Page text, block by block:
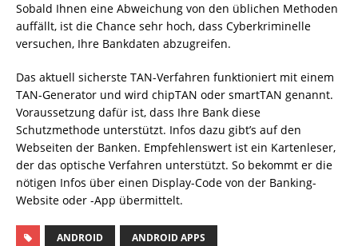
Sobald Ihnen eine Abweichung von den üblichen Methoden
auffällt, ist die Chance sehr hoch, dass Cyberkriminelle
versuchen, Ihre Bankdaten abzugreifen.
Das aktuell sicherste TAN-Verfahren funktioniert mit einem
TAN-Generator und wird chipTAN oder smartTAN genannt.
Voraussetzung dafür ist, dass Ihre Bank diese
Schutzmethode unterstützt. Infos dazu gibt’s auf den
Webseiten der Banken. Empfehlenswert ist ein Kartenleser,
der das optische Verfahren unterstützt. So bekommt er die
nötigen Infos über einen Display-Code von der Banking-
Website oder -App übermittelt.
ANDROID ANDROID APPS